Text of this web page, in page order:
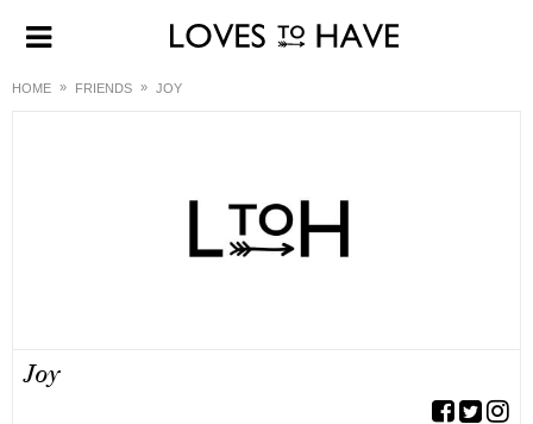
HOME FRIENDS JOY
Joy